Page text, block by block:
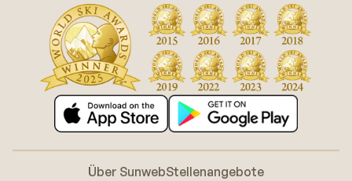
Über SunwebStellenangebote